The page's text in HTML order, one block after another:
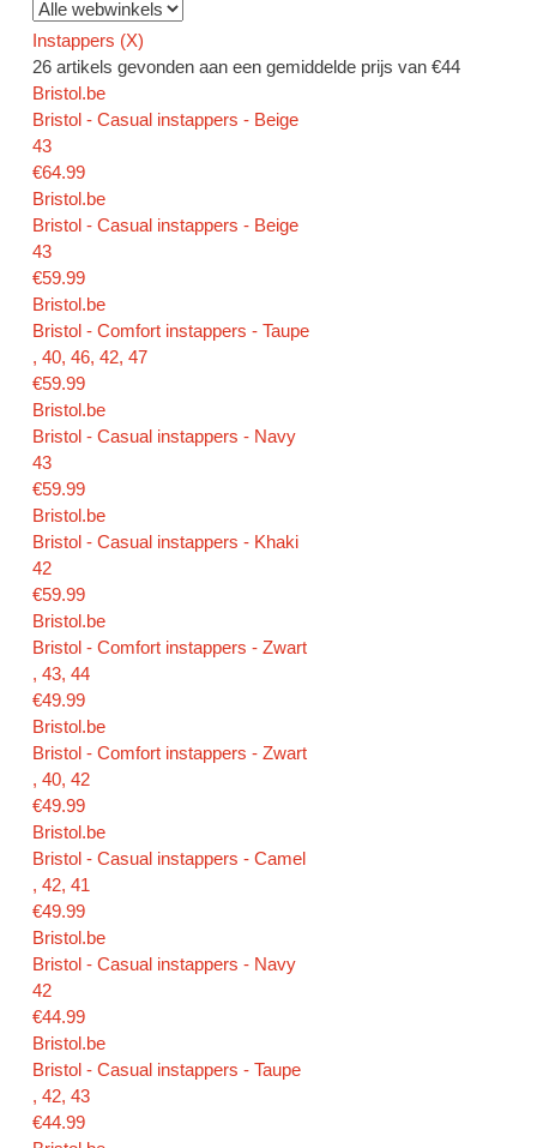
Instappers (X)
26 artikels gevonden aan een gemiddelde prijs van €44
Bristol.be
Bristol - Casual instappers - Beige
43
€64.99
Bristol.be
Bristol - Casual instappers - Beige
43
€59.99
Bristol.be
Bristol - Comfort instappers - Taupe
, 40, 46, 42, 47
€59.99
Bristol.be
Bristol - Casual instappers - Navy
43
€59.99
Bristol.be
Bristol - Casual instappers - Khaki
42
€59.99
Bristol.be
Bristol - Comfort instappers - Zwart
, 43, 44
€49.99
Bristol.be
Bristol - Comfort instappers - Zwart
, 40, 42
€49.99
Bristol.be
Bristol - Casual instappers - Camel
, 42, 41
€49.99
Bristol.be
Bristol - Casual instappers - Navy
42
€44.99
Bristol.be
Bristol - Casual instappers - Taupe
, 42, 43
€44.99